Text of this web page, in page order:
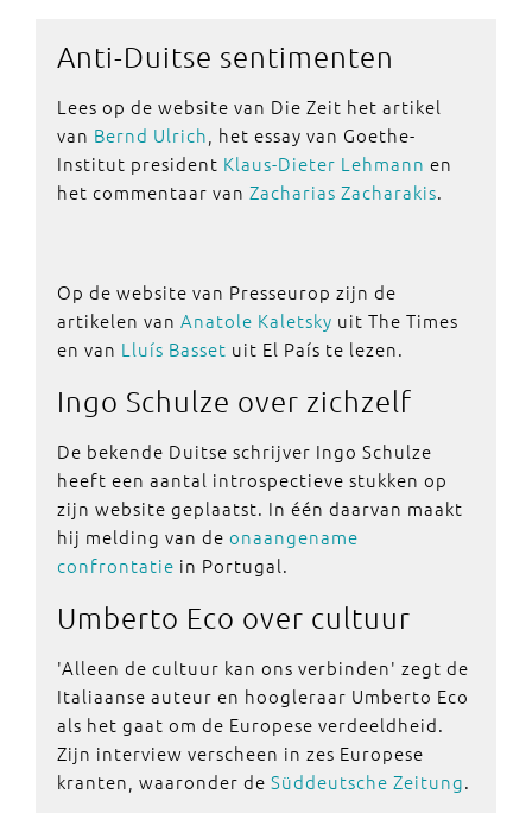
Anti-Duitse sentimenten
Lees op de website van Die Zeit het artikel
van Bernd Ulrich , het essay van Goethe-
Institut president Klaus-Dieter Lehmann en
het commentaar van Zacharias Zacharakis.
Op de website van Presseurop zijn de
artikelen van Anatole Kaletsky uit The Times
en van Lluís Basset uit El País te lezen.
Ingo Schulze over zichzelf
De bekende Duitse schrijver Ingo Schulze
heeft een aantal introspectieve stukken op
zijn website geplaatst. In één daarvan maakt
hij melding van de onaangename
confrontatie in Portugal.
Umberto Eco over cultuur
'Alleen de cultuur kan ons verbinden' zegt de
Italiaanse auteur en hoogleraar Umberto Eco
als het gaat om de Europese verdeeldheid.
Zijn interview verscheen in zes Europese
kranten, waaronder de Süddeutsche Zeitung.